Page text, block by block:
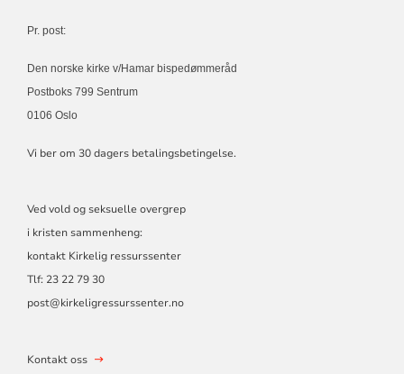
Pr. post:
Den norske kirke v/Hamar bispedømmeråd
Postboks 799 Sentrum
0106 Oslo
Vi ber om 30 dagers betalingsbetingelse.
Ved vold og seksuelle overgrep
i kristen sammenheng:
kontakt Kirkelig ressurssenter
Tlf: 23 22 79 30
post@kirkeligressurssenter.no
Kontakt oss